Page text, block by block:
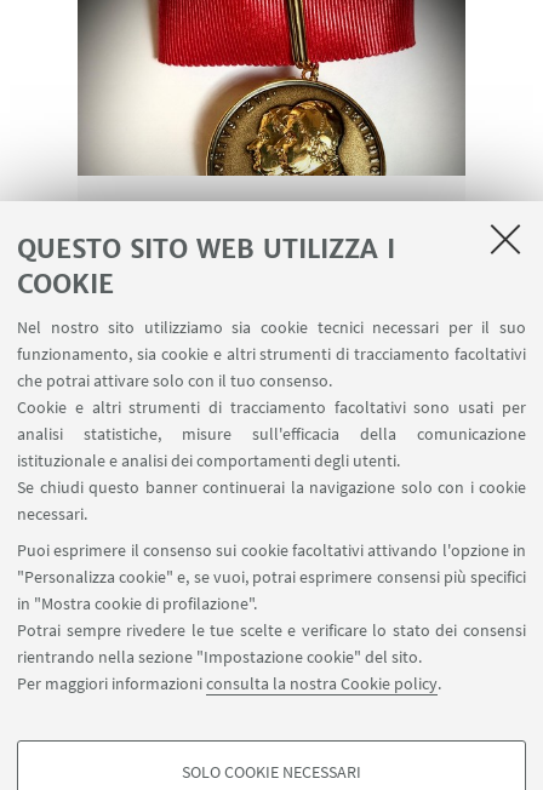
QUESTO SITO WEB UTILIZZA I
COOKIE
Nel nostro sito utilizziamo sia cookie tecnici necessari per il suo
funzionamento, sia cookie e altri strumenti di tracciamento facoltativi
che potrai attivare solo con il tuo consenso.
Cookie e altri strumenti di tracciamento facoltativi sono usati per
analisi statistiche, misure sull'efficacia della comunicazione
istituzionale e analisi dei comportamenti degli utenti.
Se chiudi questo banner continuerai la navigazione solo con i cookie
necessari.
Puoi esprimere il consenso sui cookie facoltativi attivando l'opzione in
"Personalizza cookie" e, se vuoi, potrai esprimere consensi più specifici
in "Mostra cookie di profilazione".
Potrai sempre rivedere le tue scelte e verificare lo stato dei consensi
rientrando nella sezione "Impostazione cookie" del sito.
Per maggiori informazioniconsulta la nostra Cookie policy.
SOLO COOKIE NECESSARI
( 4 foto)
Letture inaugurali
( 3 foto)
Seguici su: